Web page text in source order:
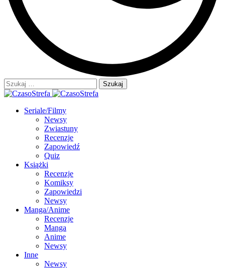
Szukaj:
Seriale/Filmy
Newsy
Zwiastuny
Recenzje
Zapowiedź
Quiz
Książki
Recenzje
Komiksy
Zapowiedzi
Newsy
Manga/Anime
Recenzje
Manga
Anime
Newsy
Inne
Newsy